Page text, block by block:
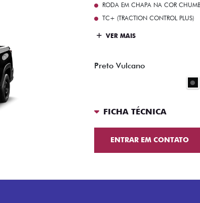
RODA EM CHAPA NA COR
TC+ (TRACTION CONTROL PLUS)
VER MAIS
Preto Vulcano
FICHA TÉCNICA
ENTRAR EM CONTATO